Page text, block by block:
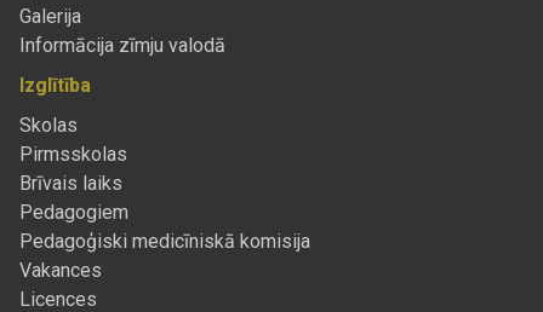
Galerija
Informācija zīmju valodā
Izglītība
Skolas
Pirmsskolas
Brīvais laiks
Pedagogiem
Pedagoģiski medicīniskā komisija
Vakances
Licences